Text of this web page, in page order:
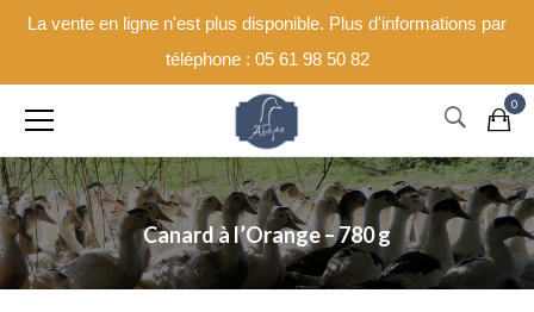
La vente en ligne n'est plus disponible. Plus d'informations par
téléphone : 05 61 98 50 82
0
Canard à l’Orange – 780 g